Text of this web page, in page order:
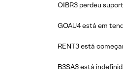
OIBR3 perdeu
GOAU4 está em
RENT3 está
B3SA3 está